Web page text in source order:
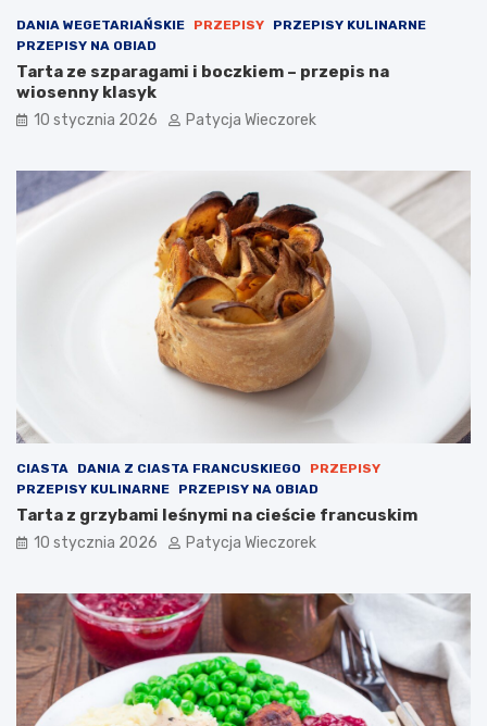
DANIA WEGETARIAŃSKIE PRZEPISY
PRZEPISY KULINARNE
PRZEPISY NA OBIAD
Tarta ze szparagami i boczkiem – przepis na
wiosenny klasyk
10 stycznia 2026 Patycja Wieczorek
CIASTA DANIA Z CIASTA FRANCUSKIEGO
PRZEPISY
PRZEPISY KULINARNE
PRZEPISY NA OBIAD
Tarta z grzybami leśnymi na cieście francuskim
10 stycznia 2026 Patycja Wieczorek